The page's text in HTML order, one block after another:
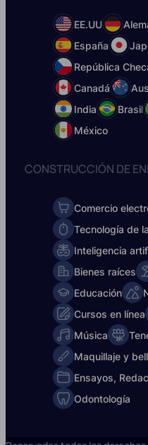
EE.UU
España
República
Canadá
India
Brasil
México
CONSTRUCCIÓN DE
Comercio
Tecnología de
Inteligencia
Bienes raíces
Educación
Cursos en línea
Música
Maquillaje y
Ensayos,
Odontología